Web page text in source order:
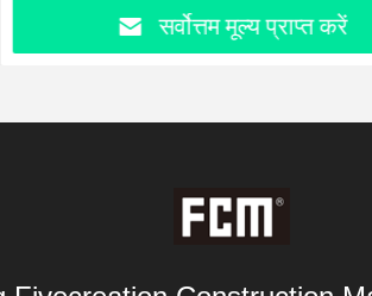
सर्वोत्तम मूल्य प्राप्त करें